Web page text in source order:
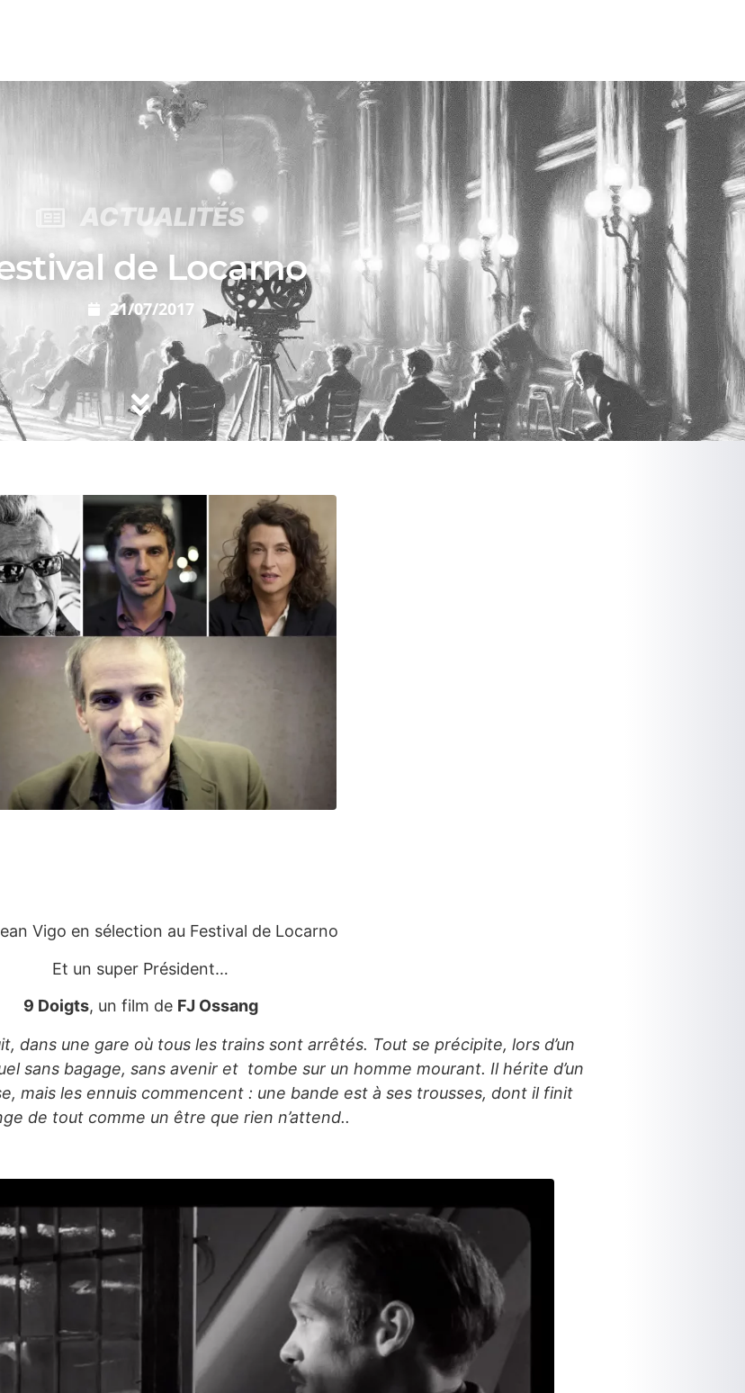
ACTUALITÉS
de Locarno
21/07/2017
Vigo en sélection au Festival de Locarno
Et un super Président…
9 Doigts, un film de FJ Ossang
dans une gare où tous les trains sont arrêtés. Tout se précipite, lors d’un
sans bagage, sans avenir et tombe sur un homme mourant. Il hérite d’un
mais les ennuis commencent : une bande est à ses trousses, dont il finit
de tout comme un être que rien n’attend..